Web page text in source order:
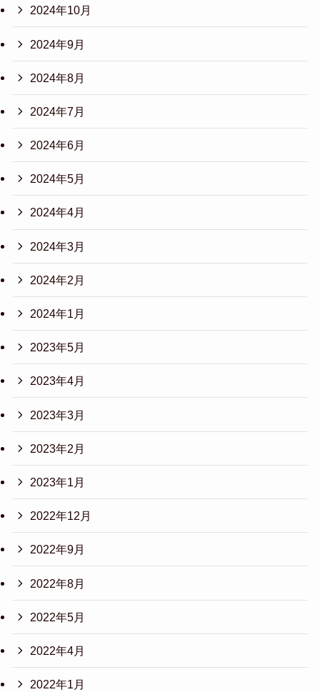
2024年10月
2024年9月
2024年8月
2024年7月
2024年6月
2024年5月
2024年4月
2024年3月
2024年2月
2024年1月
2023年5月
2023年4月
2023年3月
2023年2月
2023年1月
2022年12月
2022年9月
2022年8月
2022年5月
2022年4月
2022年1月